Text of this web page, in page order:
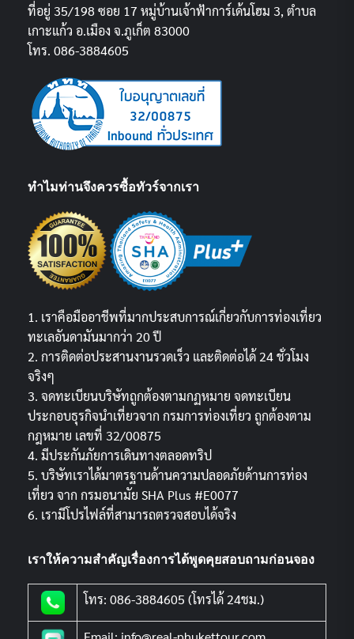
ที่อยู่ 35/198 ซอย 17 หมู่บ้านเจ้าฟ้าการ์เด้นโฮม 3, ตำบล
เกาะแก้ว อ.เมือง จ.ภูเก็ต 83000
โทร. 086-3884605
ทำไมท่านจึงควรซื้อทัวร์จากเรา
1. เราคือมืออาชีพที่มากประสบการณ์เกี่ยวกับการท่องเที่ยว
ทะเลอันดามันมากว่า 20 ปี
2. การติดต่อประสานงานรวดเร็ว และติดต่อได้ 24 ชั่วโมง
จริงๆ
3. จดทะเบียนบริษัทถูกต้องตามกฏหมาย จดทะเบียน
ประกอบธุรกิจนำเที่ยวจาก กรมการท่องเที่ยว ถูกต้องตาม
กฎหมาย เลขที่ 32/00875
4. มีประกันภัยการเดินทางตลอดทริป
5. บริษัทเราได้มาตรฐานด้านความปลอดภัยด้านการท่อง
เที่ยว จาก กรมอนามัย SHA Plus #E0077
6. เรามีโปรไฟล์ที่สามารถตรวจสอบได้จริง
เราให้ความสำคัญเรื่องการได้พูดคุยสอบถามก่อนจอง
โทร: 086-3884605 (โทรได้ 24ชม.)